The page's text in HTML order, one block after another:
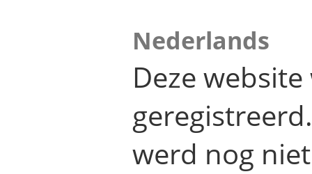
Nederlands
Deze
werd nog